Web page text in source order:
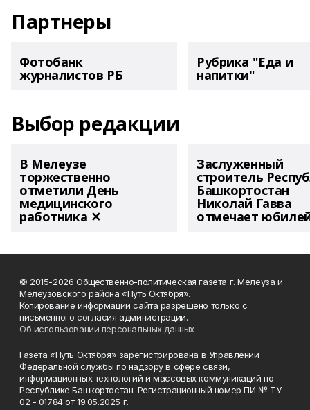
Партнеры
Фотобанк
журналистов РБ
Рубрика "Еда и
напитки"
Выбор редакции
В Мелеузе
торжественно
отметили День
медицинского
работника ✕
Заслуженный
строитель
Башкортостан
Николай Гавва
отмечает
© 2015-2026 Общественно-политическая газета г. Мелеуза и
Мелеузовского района «Путь Октября».
Копирование информации сайта разрешено только с
письменного согласия администрации.
Об использовании персональных данных
Газета «Путь Октября» зарегистрирована в Управлении
Федеральной службы по надзору в сфере связи,
информационных технологий и массовых коммуникаций по
Республике Башкортостан. Регистрационный номер ПИ № ТУ
02 - 01784 от 19.05.2025 г.